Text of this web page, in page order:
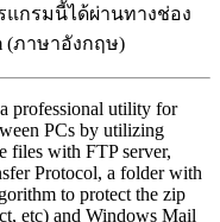
กรมนี้ได้ผ่านทางช่อง
(ภาษาอังกฤษ)
professional utility for
PCs by utilizing
files with FTP server,
Protocol, a folder with
to protect the zip
etc) and Windows Mail